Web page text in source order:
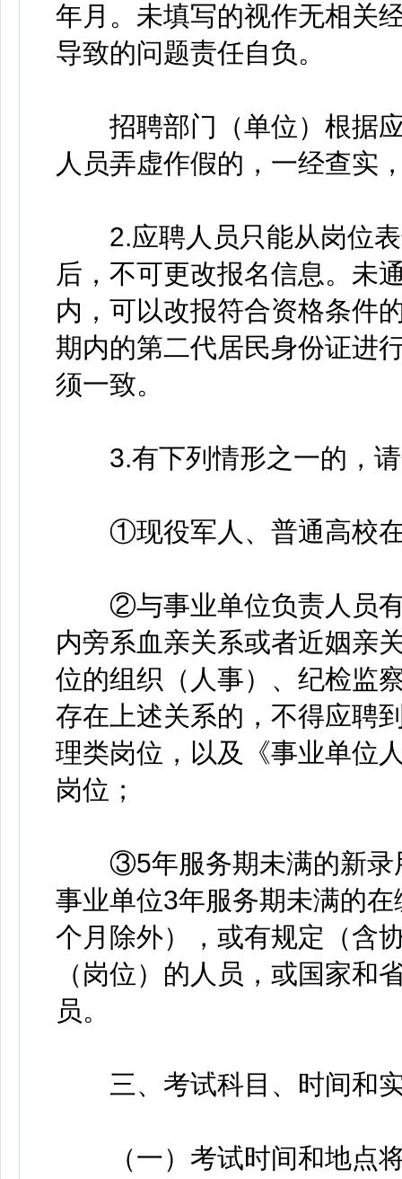
年月。未填写的视作无相关
导致的问题责任自负。
招聘部门（单位）根据应
人员弄虚作假的，一经查实
2.应聘人员只能从岗位表
后，不可更改报名信息。未
内，可以改报符合资格条件
期内的第二代居民身份证进
须一致。
3.有下列情形之一的，请
①现役军人、普通高校在
②与事业单位负责人员有
内旁系血亲关系或者近姻亲
位的组织（人事）、纪检监
存在上述关系的，不得应聘
理类岗位，以及《事业单位
岗位；
③5年服务期未满的新录
事业单位3年服务期未满的
个月除外），或有规定（含
（岗位）的人员，或国家和
员。
三、考试科目、时间和
（一）考试时间和地点将